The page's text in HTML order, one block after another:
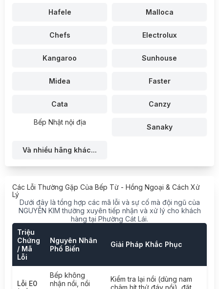
Hafele Malloca
Chefs Electrolux
Kangaroo Sunhouse
Midea Faster
Cata Canzy
Bếp Nhật nội địa
Sanaky
Và nhiều hãng khác...
Các Lỗi Thường Gặp Của Bếp Từ - Hồng Ngoại & Cách Xử
Lý
Dưới đây là tổng hợp các mã lỗi và sự cố mà đội ngũ của
NGUYỄN KIM thường xuyên tiếp nhận và xử lý cho khách
hàng tại Phường Cát Lái.
Triệu
Chứng
/ Mã
Lỗi
Nguyên Nhân
Phổ Biến
Giải Pháp Khắc Phục
Lỗi E0
Bếp không
nhận nồi, nồi
Kiểm tra lại nồi (dùng nam